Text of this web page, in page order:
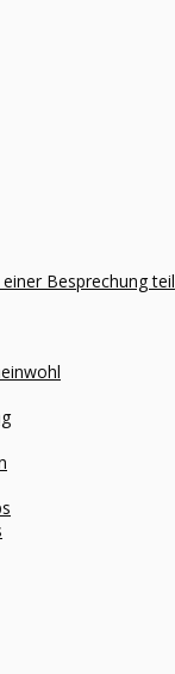
Besprechung teil